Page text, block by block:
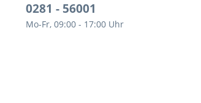
0281 - 56001
Mo-Fr, 09:00 - 17:00 Uhr